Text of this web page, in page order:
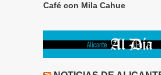
Café con Mila Cahue